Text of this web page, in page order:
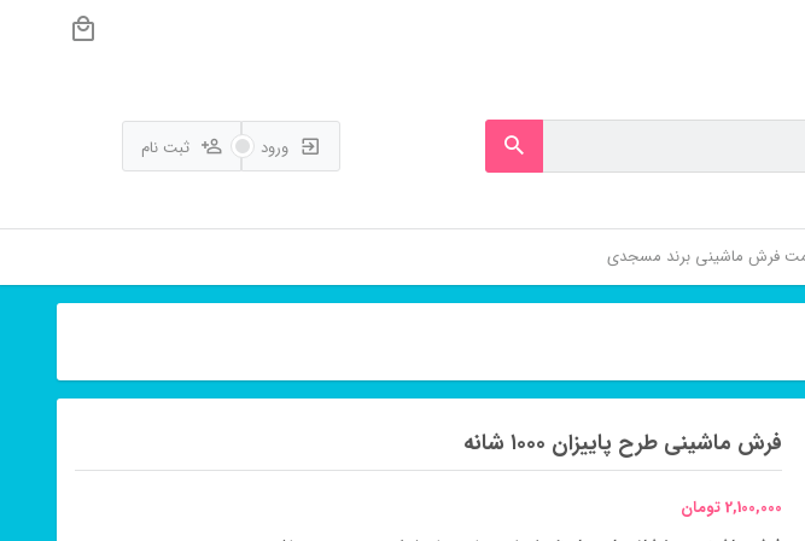
ورود ثبت نام
فرش ماشینی برند مسجدی
فرش ماشینی طرح پاییزان ۱۰۰۰ شانه
2,100,000 تومان